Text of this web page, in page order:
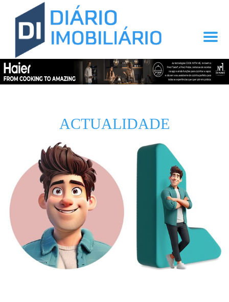
ACTUALIDADE